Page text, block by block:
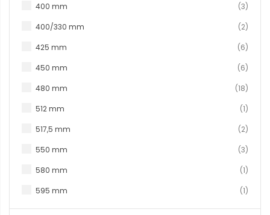
400 mm 3
400/330 mm 2
425 mm 6
450 mm 6
480 mm 18
512 mm 1
517,5 mm 2
550 mm 3
580 mm 1
595 mm 1